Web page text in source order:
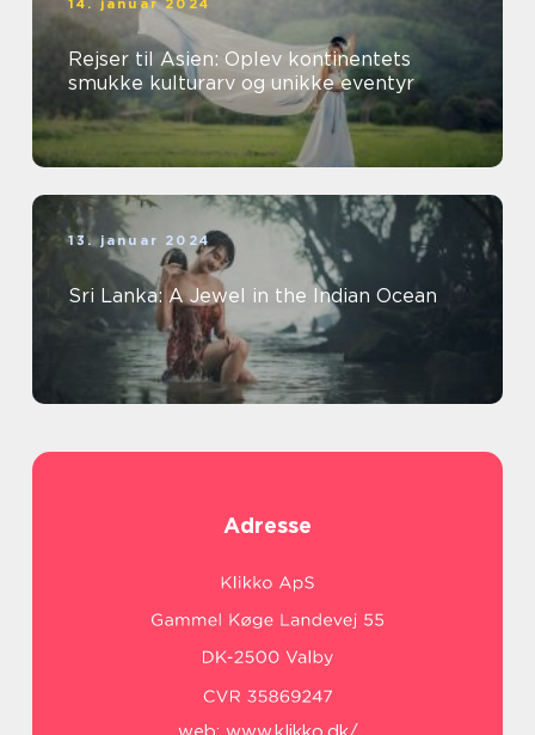
Rejser til Asien: Oplev kontinentets
smukke kulturarv og unikke eventyr
13. januar 2024
Sri Lanka: A Jewel in the Indian Ocean
Adresse